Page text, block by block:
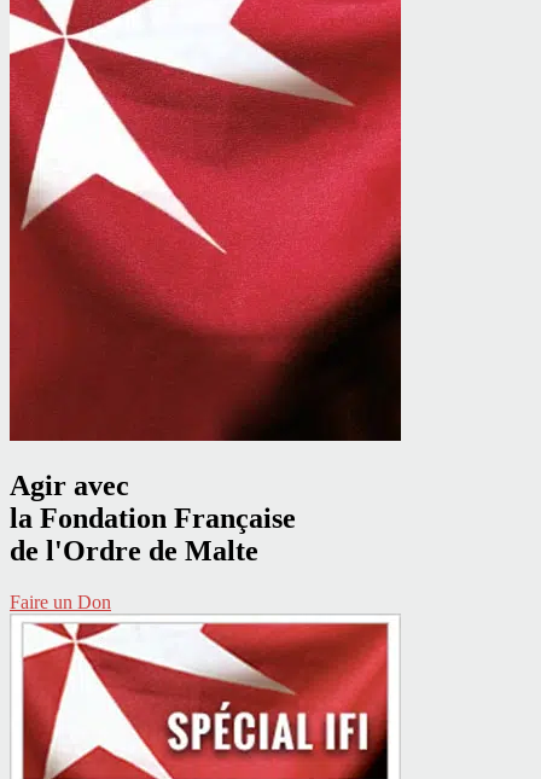
Agir avec
la Fondation Française
de l'Ordre de Malte
Faire un Don